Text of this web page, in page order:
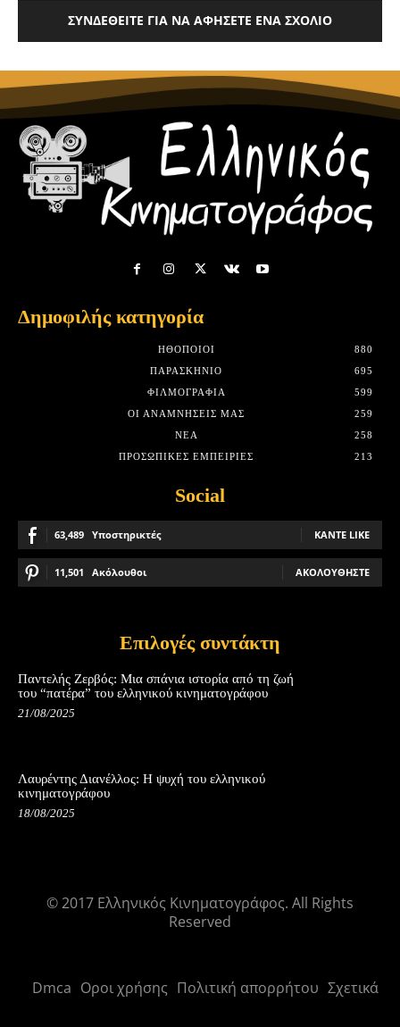
ΣΥΝΔΕΘΕΊΤΕ ΓΙΑ ΝΑ ΑΦΉΣΕΤΕ ΈΝΑ ΣΧΌΛΙΟ
Δημοφιλής κατηγορία
HΘΟΠΟΙΟΊ
880
ΠΑΡΑΣΚΉΝΙΟ
695
ΦΙΛΜΟΓΡΑΦΊΑ
599
ΟΙ ΑΝΑΜΝΉΣΕΙΣ ΜΑΣ
259
ΝΈΑ
258
ΠΡΟΣΩΠΙΚΈΣ ΕΜΠΕΙΡΊΕΣ
213
Social
63,489 Υποστηρικτές ΚΆΝΤΕ LIKE
11,501 Ακόλουθοι ΑΚΟΛΟΥΘΉΣΤΕ
Επιλογές συντάκτη
Παντελής Ζερβός: Μια σπάνια ιστορία από τη ζωή
του “πατέρα” του ελληνικού κινηματογράφου
21/08/2025
Λαυρέντης Διανέλλος: Η ψυχή του ελληνικού
κινηματογράφου
18/08/2025
© 2017 Ελληνικός Κινηματογράφος. All Rights
Reserved
Dmca Οροι χρήσης Πολιτική απορρήτου Σχετικά